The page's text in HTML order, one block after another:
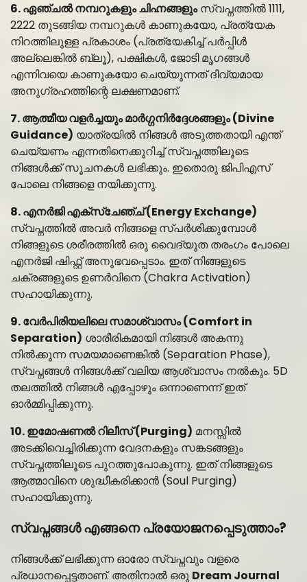
6. ഏഞ്ചൽ നമ്പറുകളും ചിഹ്നങ്ങളുംസ്വപ്നത്തിൽ 1111,
2222 തുടങ്ങിയ നമ്പറുകൾ കാണുകയോ, പ്രത്യേക
നിറത്തിലുള്ള പ്രകാശം (പ്രത്യേകിച്ച് പർപ്പിൾ
അല്ലെങ്കിൽ ബ്ലൂ), പക്ഷികൾ, ജോടി മൃഗങ്ങൾ
എന്നിവയെ കാണുകയോ ചെയ്യുന്നത് ദിവ്യമായ
അനുഗ്രഹത്തിന്റെ ലക്ഷണമാണ്.
7. ആത്മീയ വളർച്ചയും മാർഗ്ഗനിർദ്ദേശങ്ങളും (Divine
Guidance) യാത്രയിൽ നിങ്ങൾ അടുത്തതായി എന്ത്
ചെയ്യണം എന്നതിനെക്കുറിച്ച് സ്വപ്നത്തിലൂടെ
നിങ്ങൾക്ക് സൂചനകൾ ലഭിക്കും. ഇതൊരു ജിപിഎസ്
പോലെ നിങ്ങളെ നയിക്കുന്നു.
8. എനർജി എക്സ്ചേഞ്ച് (Energy Exchange)
സ്വപ്നത്തിൽ അവർ നിങ്ങളെ സ്പർശിക്കുമ്പോൾ
നിങ്ങളുടെ ശരീരത്തിൽ ഒരു വൈദ്യുത തരംഗം പോലെ
എനർജി ഷിഫ്റ്റ് അനുഭവപ്പെടാം. ഇത് നിങ്ങളുടെ
ചക്രങ്ങളുടെ ഉണർവിനെ (Chakra Activation)
സഹായിക്കുന്നു.
9. വേർപിരിയലിലെ സമാശ്വാസം (Comfort in
Separation) ശാരീരികമായി നിങ്ങൾ അകന്നു
നിൽക്കുന്ന സമയമാണെങ്കിൽ (Separation Phase),
സ്വപ്നങ്ങൾ നിങ്ങൾക്ക് വലിയ ആശ്വാസം നൽകും. 5D
തലത്തിൽ നിങ്ങൾ എപ്പോഴും ഒന്നാണെന്ന് ഇത്
ഓർമ്മിപ്പിക്കുന്നു.
10. ഇമോഷണൽ റിലീസ് (Purging) മനസ്സിൽ
അടക്കിവെച്ചിരിക്കുന്ന വേദനകളും സങ്കടങ്ങളും
സ്വപ്നത്തിലൂടെ പുറത്തുപോകുന്നു. ഇത് നിങ്ങളുടെ
ആത്മാവിനെ ശുദ്ധീകരിക്കാൻ (Soul Purging)
സഹായിക്കുന്നു.
സ്വപ്നങ്ങൾ എങ്ങനെ പ്രയോജനപ്പെടുത്താം?
നിങ്ങൾക്ക് ലഭിക്കുന്ന ഓരോ സ്വപ്നവും വളരെ
പ്രധാനപ്പെട്ടതാണ്. അതിനാൽ ഒരു Dream Journal